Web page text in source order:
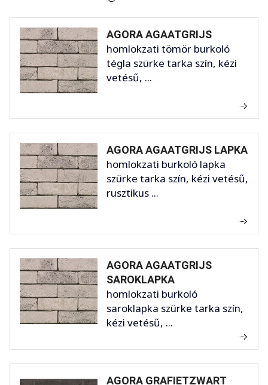
AGORA AGAATGRIJS
homlokzati tömör burkoló
tégla szürke tarka szín, kézi
vetésű, ...
AGORA AGAATGRIJS LAPKA
homlokzati burkoló lapka
szürke tarka szín, kézi vetésű,
rusztikus ...
AGORA AGAATGRIJS
SAROKLAPKA
homlokzati burkoló
saroklapka szürke tarka szín,
kézi vetésű, ...
AGORA GRAFIETZWART